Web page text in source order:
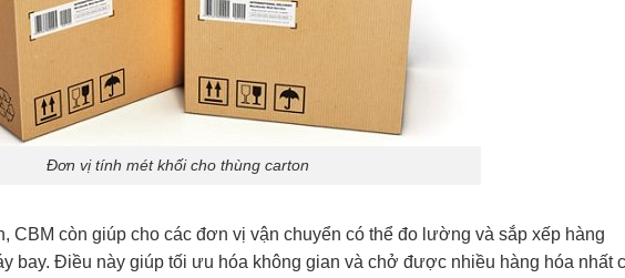
Đơn vị tính mét khối cho thùng carton
CBM còn giúp cho các đơn vị vận chuyển có thể đo lường và sắp xếp hàng
bay. Điều này giúp tối ưu hóa không gian và chở được nhiều hàng hóa nhất